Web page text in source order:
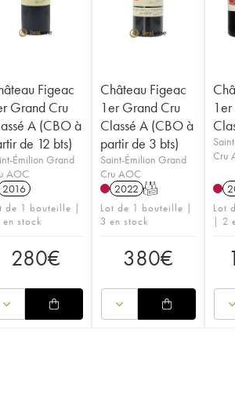
Figeac
Grand Cru
A (CBO à
de 12 bts)
Émilion Grand
AOC
2016
de 1 bouteille |
en stock
280€
Château Figeac
1er Grand Cru
Classé A (CBO à
partir de 3 bts)
Saint-Émilion Grand
Cru AOC
2022 T
Lot de 1 bouteille |
3 en stock
380€
Cru
Lot
| 2